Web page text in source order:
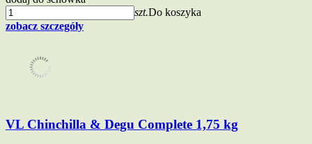
szt.Do koszyka
zobacz szczegóły
VL Chinchilla & Degu Complete 1,75 kg